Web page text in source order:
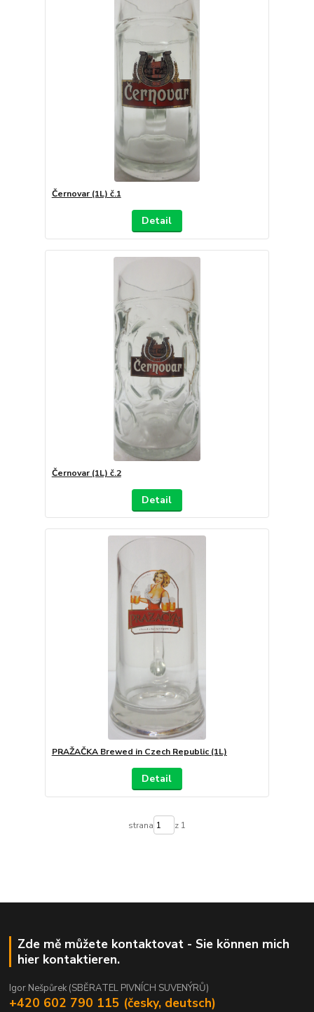
Černovar (1L) č.1
Detail
Černovar (1L) č.2
Detail
PRAŽAČKA Brewed in Czech Republic (1L)
Detail
strana z 1
Zde mě můžete kontaktovat - Sie können mich
hier kontaktieren.
Igor Nešpůrek (SBĚRATEL PIVNÍCH SUVENÝRŮ)
+420 602 790 115 (česky, deutsch)